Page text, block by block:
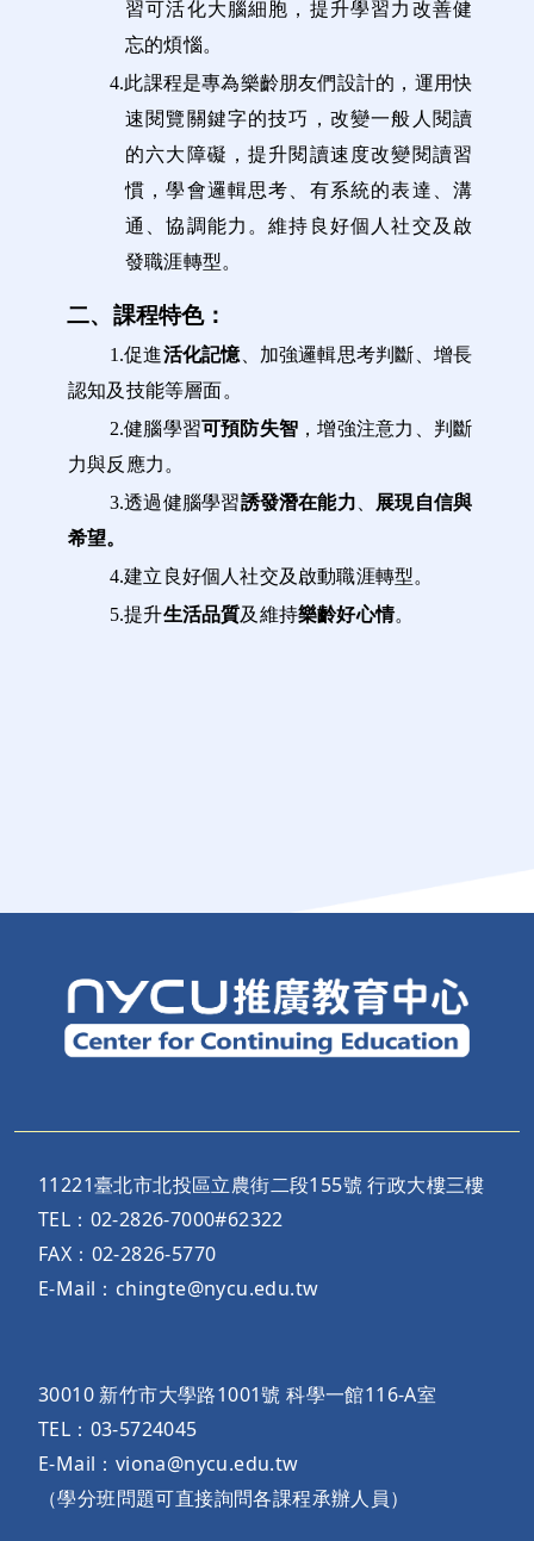
習可活化大腦細胞，提升學習力改善健
忘的煩惱。
4.此課程是專為樂齡朋友們設計的， 運用快
速閱覽關鍵字的技巧，改變一般人閱讀
的六大障礙，提升閱讀速度改變閱讀習
慣，學會邏輯思考、 有系統的表達、溝
通、協調能力。維持良好個人社交及啟
發職涯轉型。
二、課程特色：
1.促進活化記憶、加強邏輯思考判斷、增長
認知及技能等層面。
2.健腦學習可預防失智 ，增強注意力、判斷
力與反應力。
3.透過健腦學習誘發潛在能力
展現自信與
希望。
4.建立良好個人社交及啟動職涯轉型。
5.提升生活品質及維持樂齡好心情。
11221臺北市北投區立農街二段155號 行政大樓三樓
TEL：02-2826-7000#62322
FAX：02-2826-5770
E-Mail：chingte@nycu.edu.tw
30010 新竹市大學路1001號 科學一館116-A室
TEL：03-5724045
E-Mail：viona@nycu.edu.tw
（學分班問題可直接詢問各課程承辦人員）